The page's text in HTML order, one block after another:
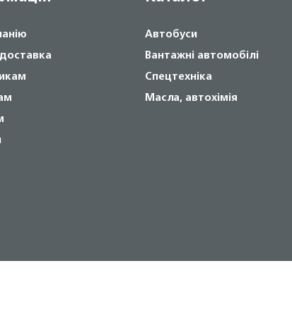
Автобуси
Вантажні автомобілі
Спецтехніка
Масла, автохімія